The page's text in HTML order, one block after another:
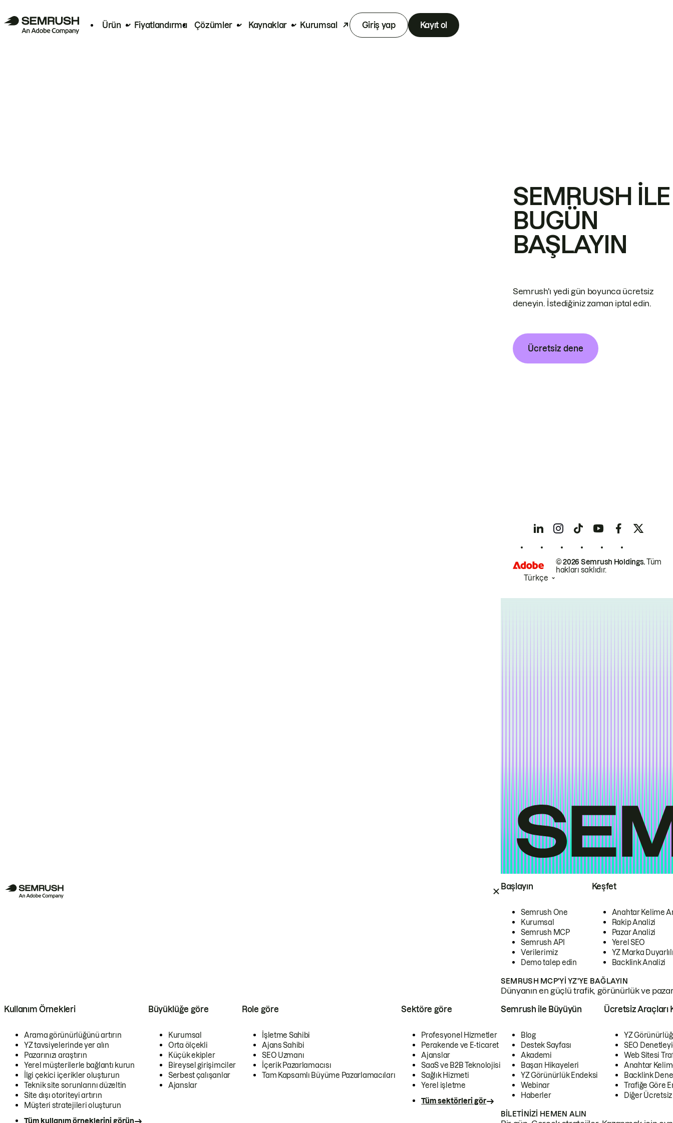
Ürün Fiyatlandırma Çözümler Kaynaklar Kurumsal Giriş yap Kayıt ol
Başlayın
Semrush One
Kurumsal
Semrush MCP
Semrush API
Verilerimiz
Demo talep edin
Keşfet
Anahtar Kelime
Rakip Analizi
Pazar Analizi
Yerel SEO
YZ Marka
Backlink Analizi
SEMRUSH MCP'YI YZ'YE BAĞLAYIN
Dünyanın en güçlü trafik, görünürlük ve
Kullanım Örnekleri
Arama görünürlüğünü artırın
YZ tavsiyelerinde yer alın
Pazarınızı araştırın
Yerel müşterilerle bağlantı kurun
İlgi çekici içerikler oluşturun
Teknik site sorunlarını düzeltin
Site dışı otoriteyi artırın
Müşteri stratejileri oluşturun
Tüm kullanım örneklerini görün
Büyüklüğe göre
Kurumsal
Orta ölçekli
Küçük ekipler
Bireysel girişimciler
Serbest çalışanlar
Ajanslar
Role göre
İşletme Sahibi
Ajans Sahibi
SEO Uzmanı
İçerik Pazarlamacısı
Tam Kapsamlı Büyüme Pazarlamacıları
Sektöre göre
Profesyonel Hizmetler
Perakende ve E-ticaret
Ajanslar
SaaS ve B2B Teknolojisi
Sağlık Hizmeti
Yerel işletme
Tüm sektörleri gör
Semrush ile Büyüyün
Blog
Destek Sayfası
Akademi
Başarı Hikayeleri
YZ Görünürlük Endeksi
Webinar
Haberler
Ücretsiz Araçları
YZ
SEO
Web Sitesi
Anahtar
Backlink
Trafiğe Göre
Diğer
BILETINIZI HEMEN ALIN
SEMRUSH ILE
BUGÜN
BAŞLAYIN
Semrush'ı yedi gün boyunca ücretsiz
deneyin. İstediğiniz zaman iptal edin.
Ücretsiz dene
© 2026 Semrush Holdings.Tüm
hakları saklıdır.
Türkçe